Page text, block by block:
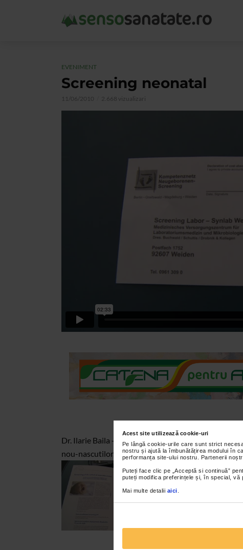
Acest site utilizează cookie-uri
Pe lângă cookie-urile care sunt strict
nostru și ajută la îmbunătățirea modului în
performanța site-ului nostru. Partenerii
Puteți face clic pe „Acceptă si continuă”
puteți modifica preferințele și, în special, vă
Mai multe detalii aici
EVENIMENT
Screening neonatal
11/06/2010 2.668 vizualizari
Dr. Ilarie Baila - director Unysin vorbeste despre
nou-nascutilor, un test pentru depistarea a 32 de